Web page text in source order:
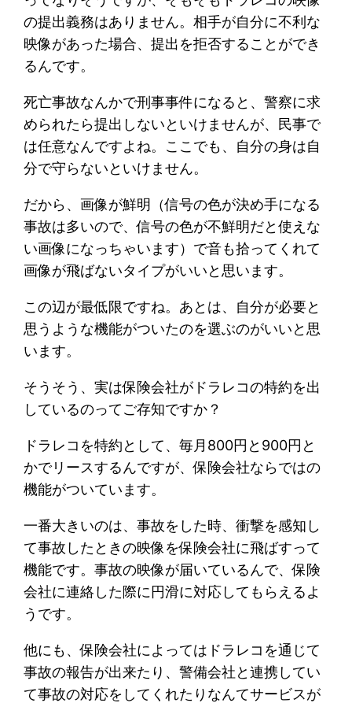
の提出義務はありません。相手が自分に不利な
映像があった場合、提出を拒否することができ
るんです。
死亡事故なんかで刑事事件になると、警察に求
められたら提出しないといけませんが、民事で
は任意なんですよね。ここでも、自分の身は自
分で守らないといけません。
だから、画像が鮮明（信号の色が決め手になる
事故は多いので、信号の色が不鮮明だと使えな
い画像になっちゃいます）で音も拾ってくれて
画像が飛ばないタイプがいいと思います。
この辺が最低限ですね。あとは、自分が必要と
思うような機能がついたのを選ぶのがいいと思
います。
そうそう、実は保険会社がドラレコの特約を出
しているのってご存知ですか？
ドラレコを特約として、毎月800円と900円と
かでリースするんですが、保険会社ならではの
機能がついています。
一番大きいのは、事故をした時、衝撃を感知し
て事故したときの映像を保険会社に飛ばすって
機能です。事故の映像が届いているんで、保険
会社に連絡した際に円滑に対応してもらえるよ
うです。
他にも、保険会社によってはドラレコを通じて
事故の報告が出来たり、警備会社と連携してい
て事故の対応をしてくれたりなんてサービスが